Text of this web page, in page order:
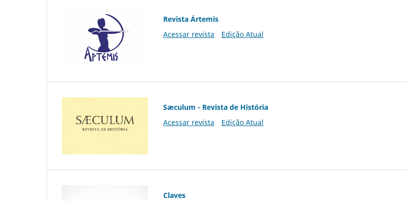
Revista Ártemis
Acessar revista
Edição Atual
Sæculum - Revista de História
Acessar revista
Edição Atual
Claves